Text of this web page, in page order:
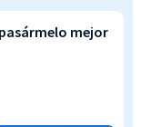
pasármelo mejor